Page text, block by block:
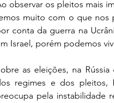
observar os pleitos mais
muito com o que nos
conta da guerra na
Israel, porém podemos
as eleições, na
regimes e dos pleitos,
pela instabilidade